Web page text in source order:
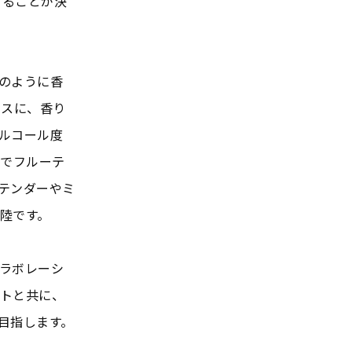
ように香
に、香り
コール度
フルーテ
ンダーやミ
す。
ボレーシ
と共に、
します。